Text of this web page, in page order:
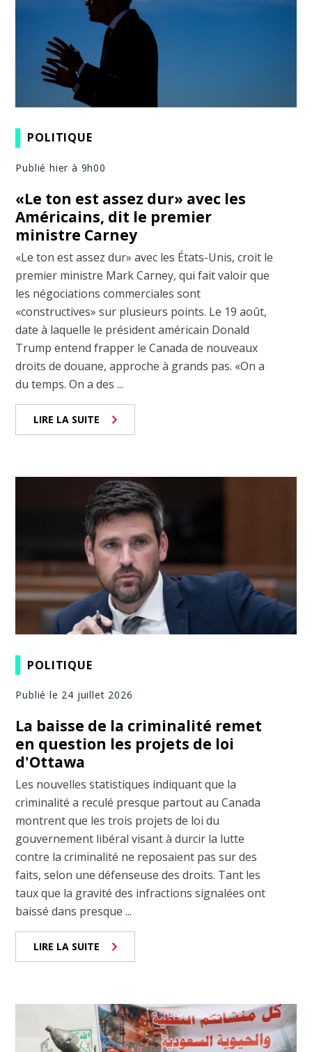
POLITIQUE
Publié hier à 9h00
«Le ton est assez dur» avec les
Américains, dit le premier
ministre Carney
«Le ton est assez dur» avec les États-Unis, croit le
premier ministre Mark Carney, qui fait valoir que
les négociations commerciales sont
«constructives» sur plusieurs points. Le 19 août,
date à laquelle le président américain Donald
Trump entend frapper le Canada de nouveaux
droits de douane, approche à grands pas. «On a
du temps. On a des ...
LIRE LA SUITE
POLITIQUE
Publié le 24 juillet 2026
La baisse de la criminalité remet
en question les projets de loi
d'Ottawa
Les nouvelles statistiques indiquant que la
criminalité a reculé presque partout au Canada
montrent que les trois projets de loi du
gouvernement libéral visant à durcir la lutte
contre la criminalité ne reposaient pas sur des
faits, selon une défenseuse des droits. Tant les
taux que la gravité des infractions signalées ont
baissé dans presque ...
LIRE LA SUITE